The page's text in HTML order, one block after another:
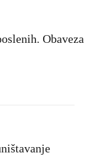
Obaveza